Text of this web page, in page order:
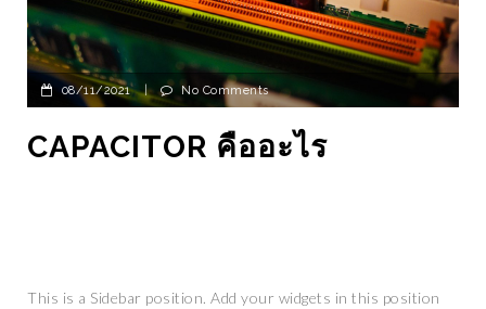
08/11/2021 | No Comments
CAPACITOR คืออะไร
This is a Sidebar position. Add your widgets in this position